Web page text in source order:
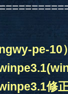
pe-10
修